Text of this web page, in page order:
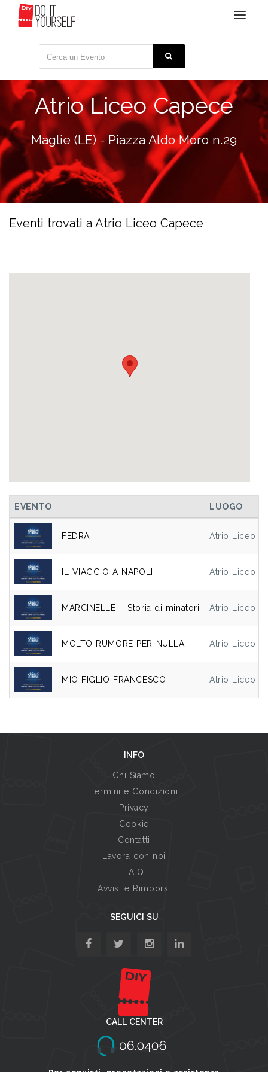
Toggle
Atrio Liceo Capece
Maglie (LE) - Piazza Aldo Moro n.29
Eventi trovati a Atrio Liceo Capece
EVENTO LUOGO
FEDRA Atrio Liceo
IL VIAGGIO A NAPOLI Atrio Liceo
MARCINELLE – Storia di minatori Atrio Liceo
MOLTO RUMORE PER NULLA Atrio Liceo
MIO FIGLIO FRANCESCO Atrio Liceo
INFO
Chi Siamo
Termini e Condizioni
Privacy
Cookie
Contatti
Lavora con noi
F.A.Q.
Avvisi e Rimborsi
SEGUICI SU
CALL CENTER